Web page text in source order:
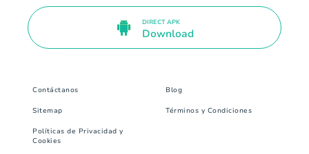
DIRECT APK
Download
Contáctanos Blog
Sitemap Términos y Condiciones
Políticas de Privacidad y
Cookies